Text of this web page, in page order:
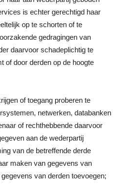
is echter gerechtigd haar
op te schorten of te
gedragingen van
daarvoor schadeplichtig te
of door derden op de hoogte
of toegang proberen te
netwerken, databanken
of rechthebbende daarvoor
aan de wederpartij
van de betreffende derde
maken van gegevens van
van derden toevoegen;